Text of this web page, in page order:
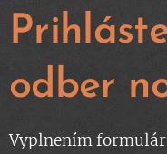
odber
Vyplnením